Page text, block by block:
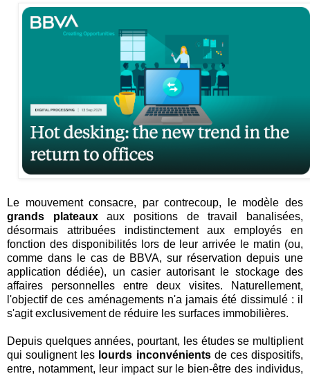
Le mouvement consacre, par contrecoup, le modèle des
grands plateauxaux positions de travail banalisées,
désormais attribuées indistinctement aux employés en
fonction des disponibilités lors de leur arrivée le matin (ou,
comme dans le cas de BBVA, sur réservation depuis une
application dédiée), un casier autorisant le stockage des
affaires personnelles entre deux visites. Naturellement,
l'objectif de ces aménagements n'a jamais été dissimulé : il
s'agit exclusivement de réduire les surfaces immobilières.
Depuis quelques années, pourtant, les études se multiplient
qui soulignent les lourds inconvénientsde ces dispositifs,
entre, notamment, leur impact sur le bien-être des individus,